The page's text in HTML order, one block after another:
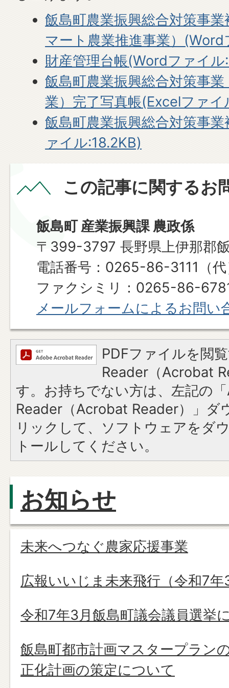
飯島町農業振興総合対策事
マート農業推進事業）
財産管理台帳(Wordファイル
飯島町農業振興総合対策事
業）完了写真帳(Excelファイ
飯島町農業振興総合対策事
ァイル:18.2KB)
この記事に関するお
飯島町 産業振興課 農政係
〒399-3797 長野県上伊那郡
電話番号：0265-86-3111（
ファクシミリ：0265-86-
メールフォームによるお問い
PDFファイルを閲
Reader（Acrobat
す。お持ちでない方は、左記の
Reader（Acrobat Reader）」ダ
リックして、ソフトウェアをダ
トールしてください。
お知らせ
未来へつなぐ農家応援事業
広報いいじま未来飛行（令和7年
令和7年3月飯島町議会議員選挙
飯島町都市計画マスタープラン
正化計画の策定について